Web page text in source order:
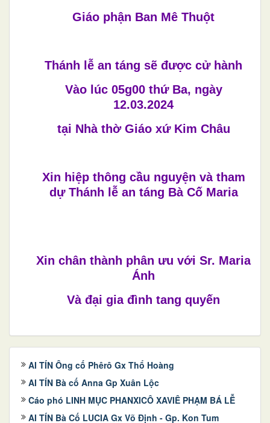
Giáo phận Ban Mê Thuột
Thánh lễ an táng sẽ được cử hành
Vào lúc 05g00 thứ Ba, ngày
12.03.2024
tại Nhà thờ Giáo xứ Kim Châu
Xin hiệp thông cầu nguyện và tham
dự Thánh lễ an táng Bà Cố Maria
Xin chân thành phân ưu với Sr. Maria
Ánh
Và đại gia đình tang quyến
AI TÍN Ông cố Phêrô Gx Thổ Hoàng
AI TÍN Bà cố Anna Gp Xuân Lộc
Cáo phó LINH MỤC PHANXICÔ XAVIÊ PHẠM BÁ LỄ
AI TÍN Bà Cố LUCIA Gx Võ Định - Gp. Kon Tum